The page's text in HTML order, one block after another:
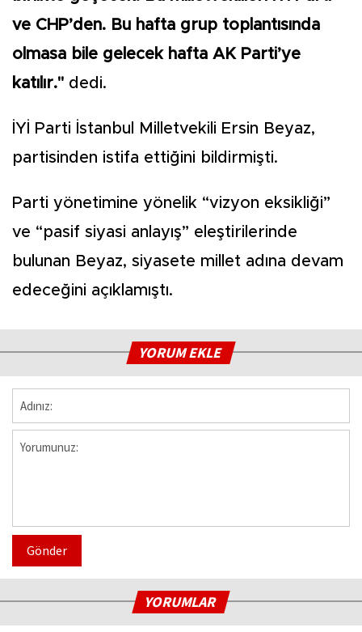
ve CHP’den. Bu hafta grup toplantısında
olmasa bile gelecek hafta AK Parti’ye
katılır." dedi.
İYİ Parti İstanbul Milletvekili Ersin Beyaz,
partisinden istifa ettiğini bildirmişti.
Parti yönetimine yönelik “vizyon eksikliği”
ve “pasif siyasi anlayış” eleştirilerinde
bulunan Beyaz, siyasete millet adına devam
edeceğini açıklamıştı.
YORUM EKLE
Gönder
YORUMLAR